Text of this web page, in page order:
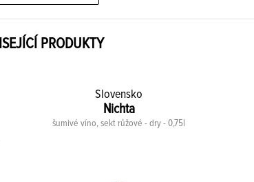
PRODUKTY
Slovensko
Nichta
šumivé víno, sekt růžové - dry - 0,75l